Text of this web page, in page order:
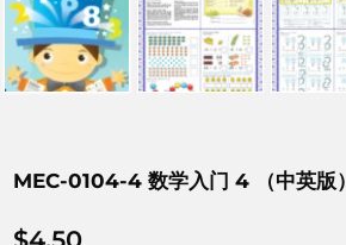
MEC-0104-4 数学入门 4 （中英版）